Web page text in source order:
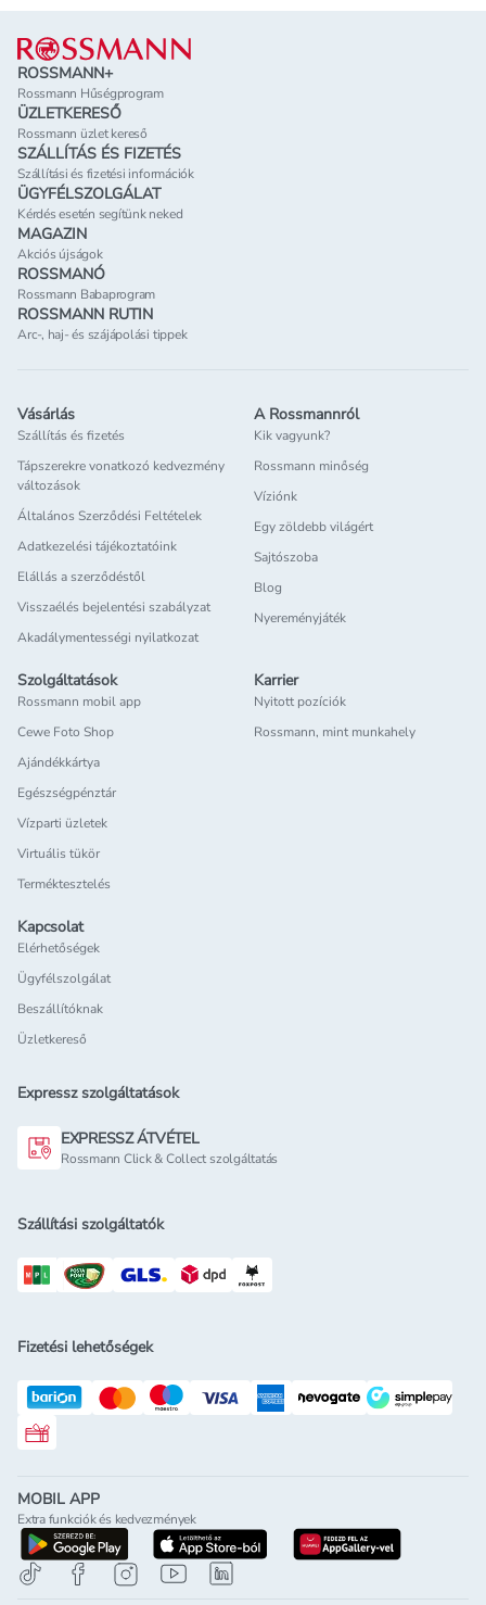
Lábléc
ROSSMANN+
Rossmann Hűségprogram
ÜZLETKERESŐ
Rossmann üzlet kereső
SZÁLLÍTÁS ÉS FIZETÉS
Szállítási és fizetési információk
ÜGYFÉLSZOLGÁLAT
Kérdés esetén segítünk neked
MAGAZIN
Akciós újságok
ROSSMANÓ
Rossmann Babaprogram
ROSSMANN RUTIN
Arc-, haj- és szájápolási tippek
Vásárlás
Szállítás és fizetés
Tápszerekre vonatkozó kedvezmény
változások
Általános Szerződési Feltételek
Adatkezelési tájékoztatóink
Elállás a szerződéstől
Visszaélés bejelentési szabályzat
Akadálymentességi nyilatkozat
A Rossmannról
Kik vagyunk?
Rossmann minőség
Víziónk
Egy zöldebb világért
Sajtószoba
Blog
Nyereményjáték
Szolgáltatások
Rossmann mobil app
Cewe Foto Shop
Ajándékkártya
Egészségpénztár
Vízparti üzletek
Virtuális tükör
Terméktesztelés
Karrier
Nyitott pozíciók
Rossmann, mint munkahely
Kapcsolat
Elérhetőségek
Ügyfélszolgálat
Beszállítóknak
Üzletkereső
Expressz szolgáltatások
EXPRESSZ ÁTVÉTEL
Rossmann Click & Collect szolgáltatás
Szállítási szolgáltatók
Fizetési lehetőségek
Rossmann ajándékkártya
MOBIL APP
Extra funkciók és kedvezmények
letöltés a google-play-rölletöltés az app-store-ból
letöltés